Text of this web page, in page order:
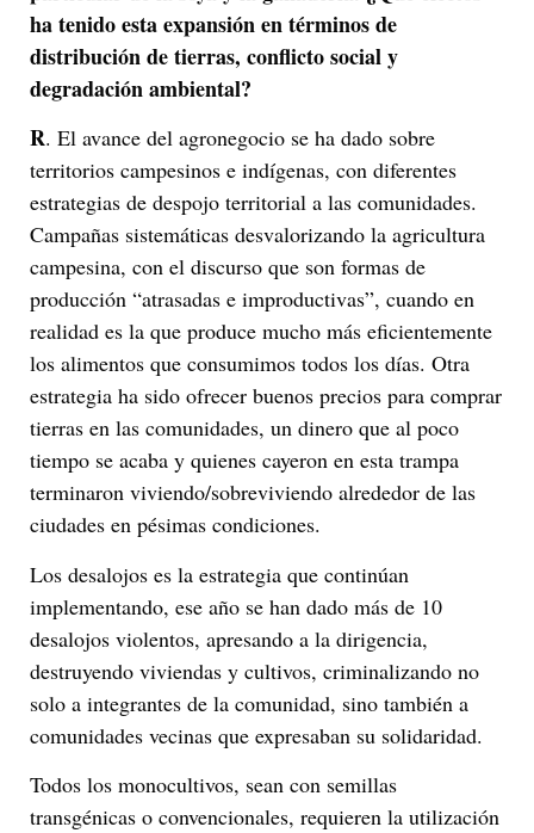
ha tenido esta expansión en términos de
distribución de tierras, conflicto social y
degradación ambiental?
R. El avance del agronegocio se ha dado sobre
territorios campesinos e indígenas, con diferentes
estrategias de despojo territorial a las comunidades.
Campañas sistemáticas desvalorizando la agricultura
campesina, con el discurso que son formas de
producción “atrasadas e improductivas”, cuando en
realidad es la que produce mucho más eficientemente
los alimentos que consumimos todos los días. Otra
estrategia ha sido ofrecer buenos precios para comprar
tierras en las comunidades, un dinero que al poco
tiempo se acaba y quienes cayeron en esta trampa
terminaron viviendo/sobreviviendo alrededor de las
ciudades en pésimas condiciones.
Los desalojos es la estrategia que continúan
implementando, ese año se han dado más de 10
desalojos violentos, apresando a la dirigencia,
destruyendo viviendas y cultivos, criminalizando no
solo a integrantes de la comunidad, sino también a
comunidades vecinas que expresaban su solidaridad.
Todos los monocultivos, sean con semillas
transgénicas o convencionales, requieren la utilización